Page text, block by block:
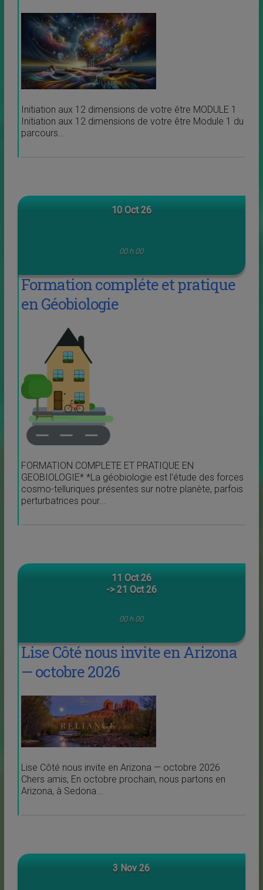
Initiation aux 12 dimensions de votre être MODULE 1
Initiation aux 12 dimensions de votre être Module 1 du
parcours...
10 Oct 26
00 h 00
Formation compléte et pratique
en Géobiologie
FORMATION COMPLETE ET PRATIQUE EN
GEOBIOLOGIE* *La géobiologie est l’étude des forces
cosmo-telluriques présentes sur notre planète, parfois
perturbatrices pour...
11 Oct 26
-> 21 Oct 26
00 h 00
Lise Côté nous invite en Arizona
— octobre 2026
Lise Côté nous invite en Arizona — octobre 2026
Chers amis, En octobre prochain, nous partons en
Arizona, à Sedona...
3 Nov 26